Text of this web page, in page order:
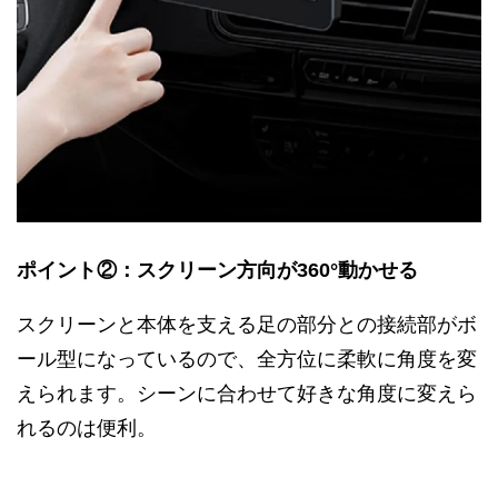
ポイント②：スクリーン方向が360°動かせる
スクリーンと本体を支える足の部分との接続部がボ
ール型になっているので、全方位に柔軟に角度を変
えられます。シーンに合わせて好きな角度に変えら
れるのは便利。